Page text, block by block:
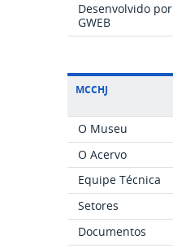
Desenvolvido por
GWEB
MCCHJ
O Museu
O Acervo
Equipe Técnica
Setores
Documentos